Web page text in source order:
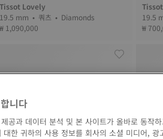
Tissot Lovely
19.5 mm • 쿼츠 • Diamonds
₩ 1,090,000
₩
니다
공과 데이터 분석 및 본 사이트가 올바로 동작
한 귀하의 사용 정보를 회사의 소셜 미디어,